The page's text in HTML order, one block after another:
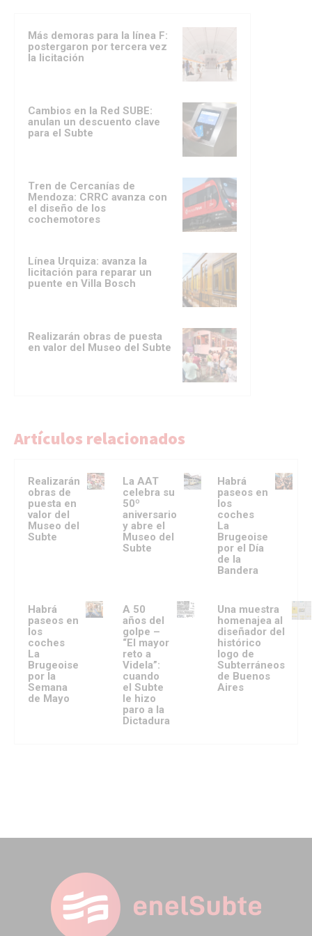
Más demoras para la línea F:
postergaron por tercera vez
la licitación
Cambios en la Red SUBE:
anulan un descuento clave
para el Subte
Tren de Cercanías de
Mendoza: CRRC avanza con
el diseño de los
cochemotores
Línea Urquiza: avanza la
licitación para reparar un
puente en Villa Bosch
Realizarán obras de puesta
en valor del Museo del Subte
Artículos relacionados
Realizarán
obras de
puesta en
valor del
Museo del
Subte
La AAT
celebra su
50º
aniversario
y abre el
Museo del
Subte
Habrá
paseos en
los
coches
La
Brugeoise
por el Día
de la
Bandera
Habrá
paseos en
los
coches
La
Brugeoise
por la
Semana
de Mayo
A 50
años del
golpe –
“El mayor
reto a
Videla”:
cuando
el Subte
le hizo
paro a la
Dictadura
Una muestra
homenajea al
diseñador del
histórico
logo de
Subterráneos
de Buenos
Aires